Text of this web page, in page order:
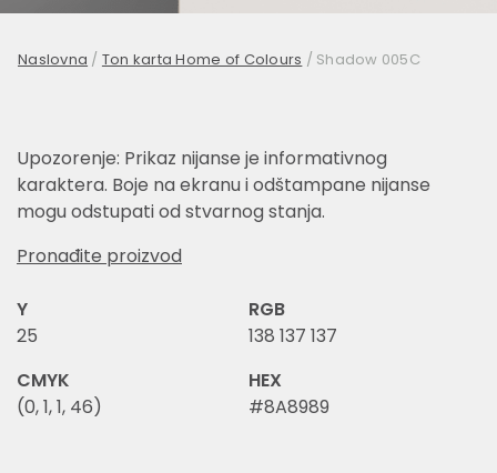
Naslovna / Ton karta Home of Colours / Shadow 005C
Upozorenje: Prikaz nijanse je informativnog
karaktera. Boje na ekranu i odštampane nijanse
mogu odstupati od stvarnog stanja.
Pronađite proizvod
Y
25
RGB
138 137 137
CMYK
(0, 1, 1, 46)
HEX
#8A8989